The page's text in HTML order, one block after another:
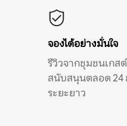
จองได้อย่างมั่นใจ
รีวิวจากชุมชนเกส
สนับสนุนตลอด 24
ระยะยาว